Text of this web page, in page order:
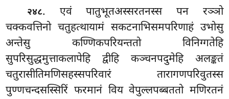
२४८. एवं पातुभूतअस्सरतनस्स पन रञ्ञो
चक्कवत्तिनो चतुहत्थायामं सकटनाभिसमपरिणाहं उभोसु
अन्तेसु कण्णिकपरियन्ततो विनिग्गतेहि
सुपरिसुद्धमुत्ताकलापेहि द्वीहि कञ्चनपदुमेहि अलङ्कतं
चतुरासीतिमणिसहस्सपरिवारं तारागणपरिवुतस्स
पुण्णचन्दसस्सिरिं फरमानं विय वेपुल्लपब्बततो मणिरतनं